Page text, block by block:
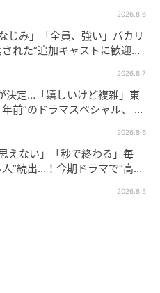
鳳、黒木華といった人気
子とアン』だが、もっと
郎と中島歩だったのは、
ちが魅力的に描かれてい
ロイン。
2026.8.6
じみ」「全員、強い」バカリ
れた”追加キャストに歓迎の
2026.8.7
決定…「嬉しいけど複雑」東
前”のドラマスペシャル、 放
2026.8.6
えない」「秒で終わる」毎
”続出…！今期ドラマで“高評
2026.8.5